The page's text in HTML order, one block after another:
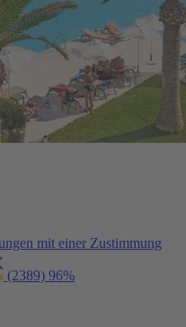
mit einer Zustimmung
(2389) 96%